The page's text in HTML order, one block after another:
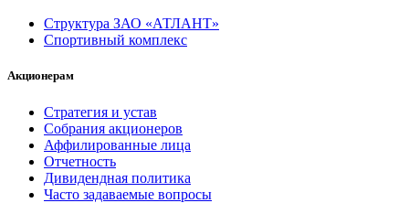
Структура ЗАО «АТЛАНТ»
Спортивный комплекс
Акционерам
Стратегия и устав
Собрания акционеров
Аффилированные лица
Отчетность
Дивидендная политика
Часто задаваемые вопросы